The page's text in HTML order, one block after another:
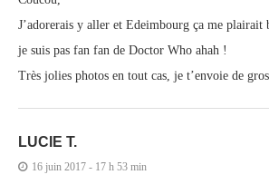
J’adorerais y aller et Edeimbourg ça me plairait
je suis pas fan fan de Doctor Who ahah !
Très jolies photos en tout cas, je t’envoie de
LUCIE T.
16 juin 2017 - 17 h 53 min